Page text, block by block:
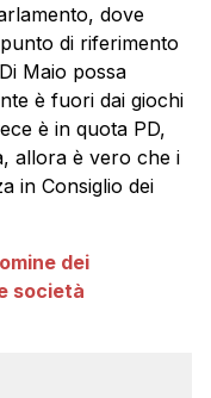
dove
di riferimento
Maio possa
è fuori dai giochi
è in quota PD,
allora è vero che i
in Consiglio dei
dei
società